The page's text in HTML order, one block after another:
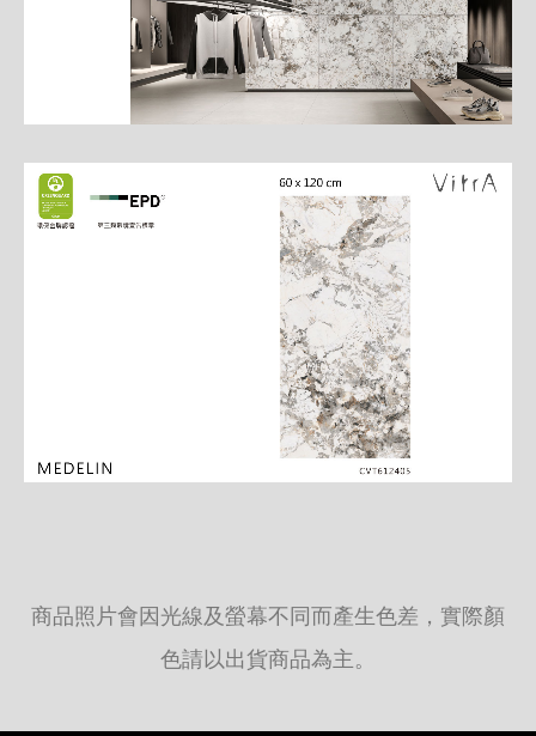
商品照片會因光線及螢幕不同而產生色差，實際顏
色請以出貨商品為主。